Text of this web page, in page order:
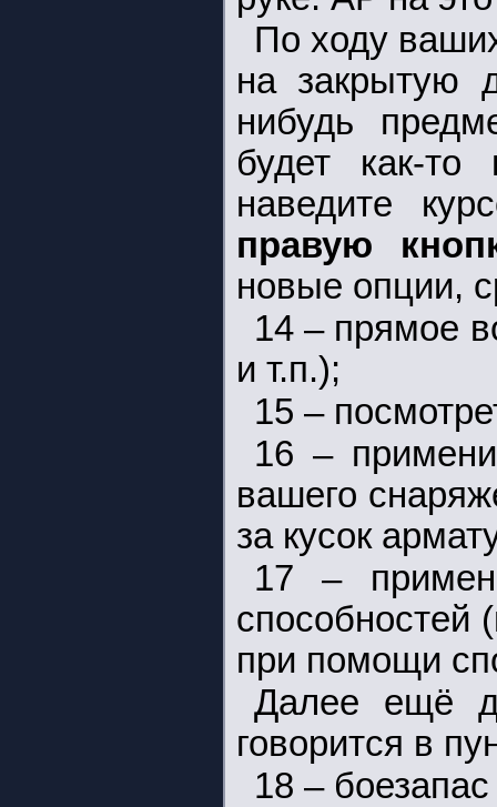
По ходу
на закрытую
нибудь
будет как-то
наведите
правую
новые опции,
14 – прямое
и т.п.);
15 –
16 –
вашего
за кусок
17 –
способностей
при помощи
Далее ещё
говорится в
18 –